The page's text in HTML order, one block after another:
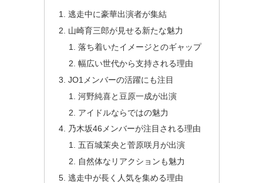
逃走中に豪華出演者が集結
山崎育三郎が見せる新たな魅力
落ち着いたイメージとのギャップ
幅広い世代から支持される理由
JO1メンバーの活躍にも注目
河野純喜と豆原一成が出演
アイドルならではの魅力
乃木坂46メンバーが注目される理由
五百城茉央と菅原咲月が出演
自然体なリアクションも魅力
逃走中が長く人気を集める理由